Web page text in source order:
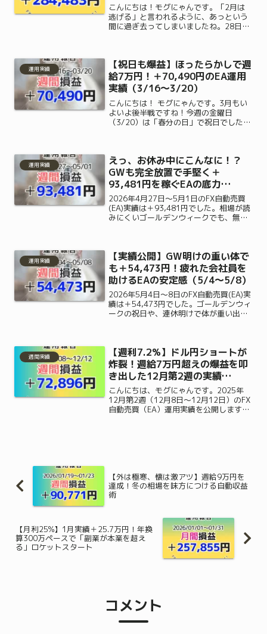
こんにちは！モグにゃんです。「2月は
逃げる」と言われるように、あっという
間に過ぎ去ってしまいましたね。28日間
ト代が減ってピンチ…」と...
運用実績
【祝日も爆益】ほったらかしで週
給7万円！＋70,490円のEA運用
実績（3/16〜3/20）
こんにちは！ モグにゃんです。3月もい
よいよ後半戦ですね！今週の金曜日
（3/20）は「春分の日」で祝日でした
かもしれませんね。実は、...
運用実績
えっ、お休み中にこんなに！？
GWも完全放置で手堅く＋
93,481円を稼ぐEAの底力
（4/27〜5/1）
2026年4月27日〜5月1日のFX自動売買
(EA)実績は＋93,481円でした。相場が読
みにくいゴールデンウィークでも、無理
料モニター参加手順はこちら。
運用実績
【実績公開】GW明けの重い体で
も＋54,473円！疲れた会社員を
助けるEAの安定感（5/4〜5/8）
2026年5月4日〜8日のFX自動売買(EA)実
績は＋54,473円でした。ゴールデンウィ
ークの祝日や、連休明けで体が重い出勤
の柱を作る無料モニター参加手順はこち
ら。
週間実績
【週利7.2%】ドル円ショートが
炸裂！週給7万円超えの爆益を叩
き出した12月第2週の実績
（12/8～12/12）
こんにちは、モグにゃんです。2025年
12月第2週（12月8日～12月12日）のFX
自動売買（EA）運用実績を公開します。
【外は極寒、懐は激アツ】週給9万円を
達成！冬の相場を味方につける自動収益
術
【月利25%】1月実績＋25.7万円！年換
算300万ペースで「副業が本業を超え
る」ロケットスタート
コメント